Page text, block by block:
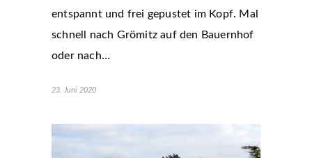
entspannt und frei gepustet im Kopf. Mal
schnell nach Grömitz auf den Bauernhof
oder nach…
23. Juni 2020